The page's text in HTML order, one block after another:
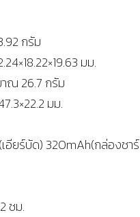
กรัม
มม.
าณ 26.7 กรัม
มม.
อียร์บัด) 320mAh(กล่องชา
ชม.